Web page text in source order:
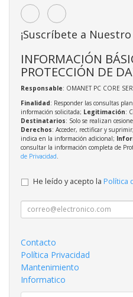
¡Suscríbete a
INFORMACIÓN
PROTECCIÓN DE
Responsable: OMANET PC CORE
Finalidad: Responder las consultas
información solicitada; Legitimación:
Destinatarios: Solo se realizan
Derechos: Acceder, rectificar y
indica en la información adicional;
consultar la información completa de
de Privacidad
He leído y acepto la Política
Contacto
Política Privacidad
Mantenimiento
Informatico